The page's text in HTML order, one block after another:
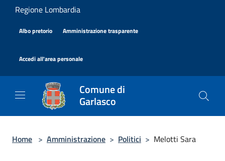
Salta al contenuto principale
Regione Lombardia
Albo pretorio Amministrazione trasparente
Accedi all'area personale
Comune di
Garlasco
Home > Amministrazione > Politici > Melotti Sara